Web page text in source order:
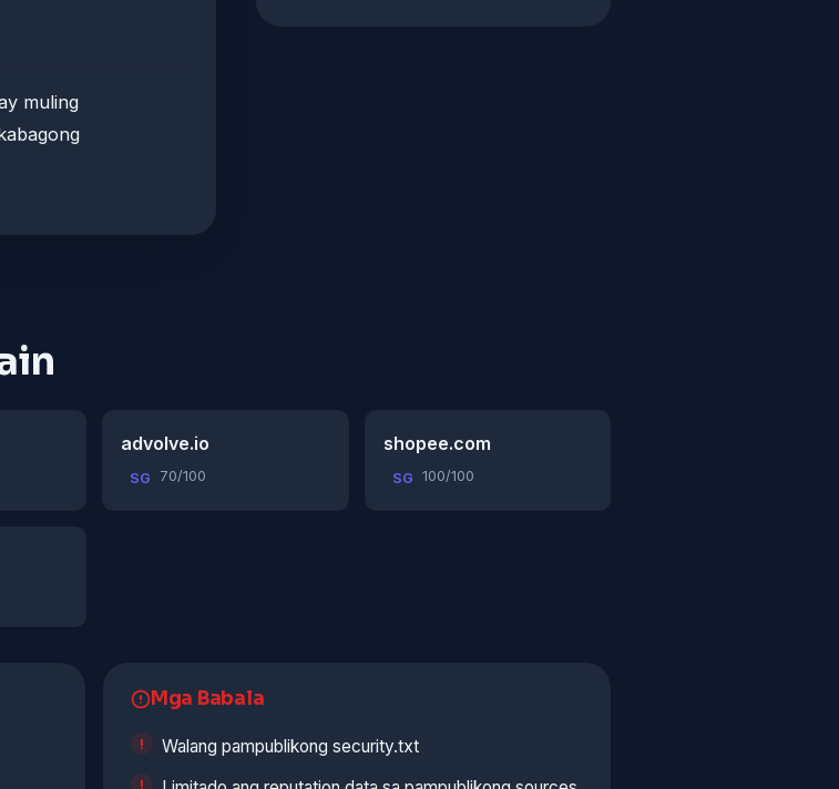
muling
advolve.io
SG 70/100
shopee.com
SG 100/100
Mga Babala
Walang pampublikong security.txt